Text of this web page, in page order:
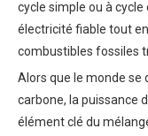
cycle simple ou à
électricité fiable tout
combustibles fossiles
Alors que le monde se
carbone, la puissance
élément clé du